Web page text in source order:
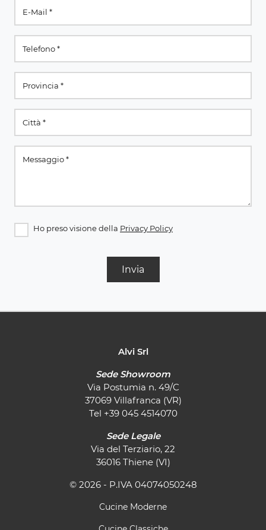
Ho preso visione della Privacy Policy
Invia
Alvi Srl
Sede Showroom
Via Postumia n. 49/C
37069 Villafranca (VR)
Tel +39 045 4514070
Sede Legale
Via del Terziario, 22
36016 Thiene (VI)
© 2026 - P.IVA 04074050248
Cucine Moderne